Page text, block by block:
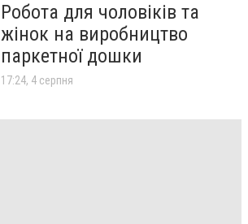
Робота для чоловіків та
жінок на виробництво
паркетної дошки
17:24, 4 серпня